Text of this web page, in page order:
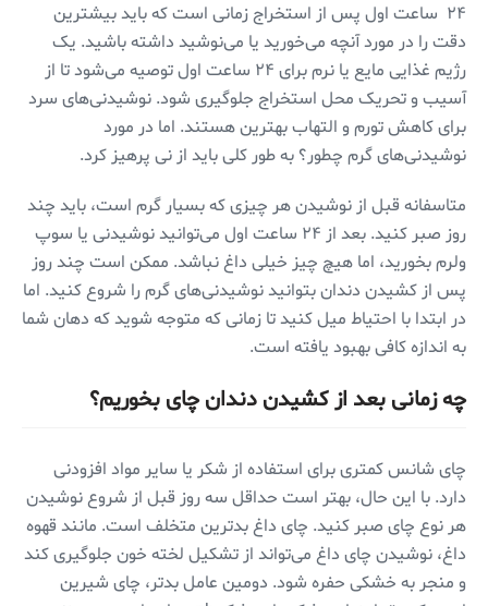
۲۴ ساعت اول پس از استخراج زمانی است که باید بیشترین
دقت را در مورد آنچه می‌خورید یا می‌نوشید داشته باشید. یک
رژیم غذایی مایع یا نرم برای ۲۴ ساعت اول توصیه می‌شود تا از
آسیب و تحریک محل استخراج جلوگیری شود. نوشیدنی‌های سرد
برای کاهش تورم و التهاب بهترین هستند. اما در مورد
نوشیدنی‌های گرم چطور؟ به طور کلی باید از نی پرهیز کرد.
متاسفانه قبل از نوشیدن هر چیزی که بسیار گرم است، باید چند
روز صبر کنید. بعد از ۲۴ ساعت اول می‌توانید نوشیدنی یا سوپ
ولرم بخورید، اما هیچ چیز خیلی داغ نباشد. ممکن است چند روز
پس از کشیدن دندان بتوانید نوشیدنی‌های گرم را شروع کنید. اما
در ابتدا با احتیاط میل کنید تا زمانی که متوجه شوید که دهان شما
به اندازه کافی بهبود یافته است.
چه زمانی بعد از کشیدن دندان چای بخوریم؟
چای شانس کمتری برای استفاده از شکر یا سایر مواد افزودنی
دارد. با این حال، بهتر است حداقل سه روز قبل از شروع نوشیدن
هر نوع چای صبر کنید. چای داغ بدترین متخلف است. مانند قهوه
داغ، نوشیدن چای داغ می‌تواند از تشکیل لخته خون جلوگیری کند
و منجر به خشکی حفره شود. دومین عامل بدتر، چای شیرین